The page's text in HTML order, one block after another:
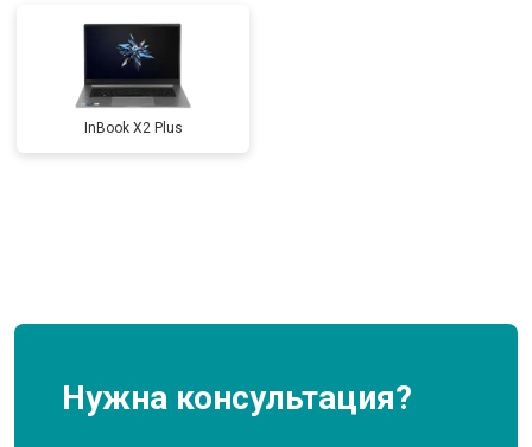
InBook X2 Plus
Нужна консультация?